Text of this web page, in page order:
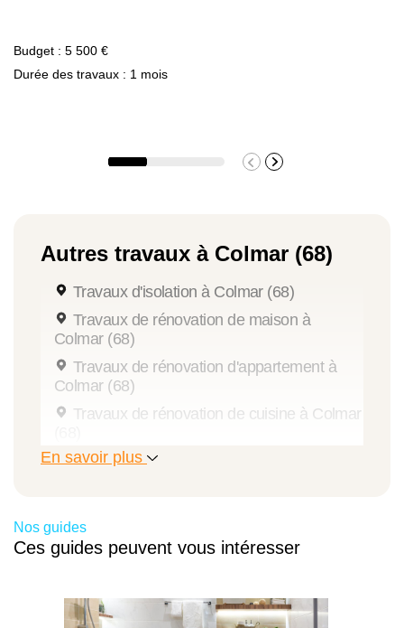
Budget : 5 500 €
Durée des travaux : 1 mois
Autres travaux à Colmar (68)
Travaux d'isolation à Colmar (68)
Travaux de rénovation de maison à
Colmar (68)
Travaux de rénovation d'appartement à
Colmar (68)
Travaux de rénovation de cuisine à Colmar
Travaux de rénovation intérieure à Colmar
(68)
Travaux de peinture à Colmar (68)
Travaux de maçonnerie à Colmar (68)
En savoir plus
Nos guides
Ces guides peuvent vous intéresser